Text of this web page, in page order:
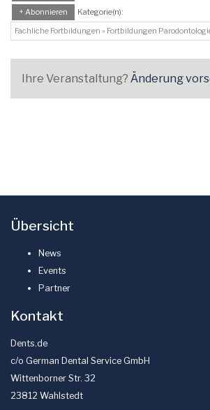
+ Abonnieren
Kategorie(n):
Fachliche Fortbildungen » Fortbildungen
Ihre Veranstaltung? Änderung
Übersicht
News
Events
Partner
Kontakt
Dents.de
c/o German Dental Service GmbH
Wittenborner Str. 32
23812 Wahlstedt